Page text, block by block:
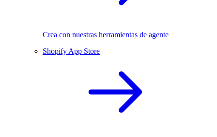
Crea con nuestras herramientas de agente
Shopify App Store